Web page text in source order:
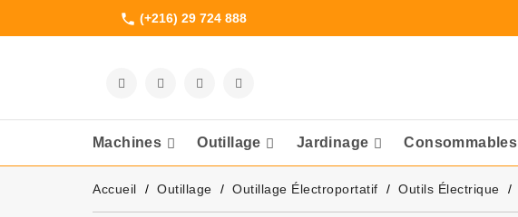
phone (+216) 29 724 888
Machines Outillage Jardinage Consommables
Accueil Outillage Outillage Électroportatif Outils Électrique